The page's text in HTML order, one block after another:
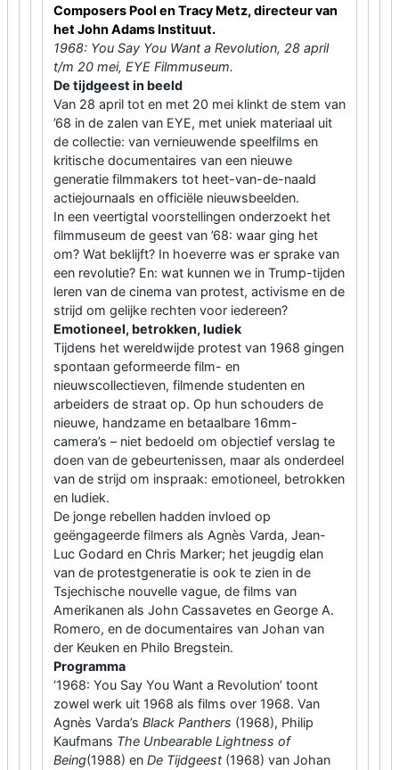
Composers Pool en Tracy Metz, directeur van
het John Adams Instituut.
1968: You Say You Want a Revolution, 28 april
t/m 20 mei, EYE Filmmuseum.
De tijdgeest in beeld
Van 28 april tot en met 20 mei klinkt de stem van
’68 in de zalen van EYE, met uniek materiaal uit
de collectie: van vernieuwende speelfilms en
kritische documentaires van een nieuwe
generatie filmmakers tot heet-van-de-naald
actiejournaals en officiële nieuwsbeelden.
In een veertigtal voorstellingen onderzoekt het
filmmuseum de geest van ’68: waar ging het
om? Wat beklijft? In hoeverre was er sprake van
een revolutie? En: wat kunnen we in Trump-tijden
leren van de cinema van protest, activisme en de
strijd om gelijke rechten voor iedereen?
Emotioneel, betrokken, ludiek
Tijdens het wereldwijde protest van 1968 gingen
spontaan geformeerde film- en
nieuwscollectieven, filmende studenten en
arbeiders de straat op. Op hun schouders de
nieuwe, handzame en betaalbare 16mm-
camera’s – niet bedoeld om objectief verslag te
doen van de gebeurtenissen, maar als onderdeel
van de strijd om inspraak: emotioneel, betrokken
en ludiek.
De jonge rebellen hadden invloed op
geëngageerde filmers als Agnès Varda, Jean-
Luc Godard en Chris Marker; het jeugdig elan
van de protestgeneratie is ook te zien in de
Tsjechische nouvelle vague, de films van
Amerikanen als John Cassavetes en George A.
Romero, en de documentaires van Johan van
der Keuken en Philo Bregstein.
Programma
‘1968: You Say You Want a Revolution’ toont
zowel werk uit 1968 als films over 1968. Van
Agnès Varda’s Black Panthers (1968), Philip
Kaufmans The Unbearable Lightness of
Being(1988) en De Tijdgeest (1968) van Johan